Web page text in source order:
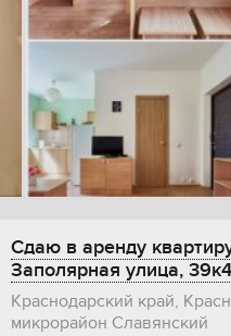
Сдаю в аренду
Заполярная улица, 39к4
Краснодарский край,
микрорайон Славянский